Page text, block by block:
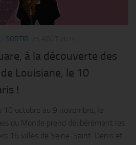
SORTIR
à la découverte des
Louisiane, le 10
!
10 octobre au 9 novembre, le
du Monde prend délibérément les
16 villes de Seine-Saint-Denis et